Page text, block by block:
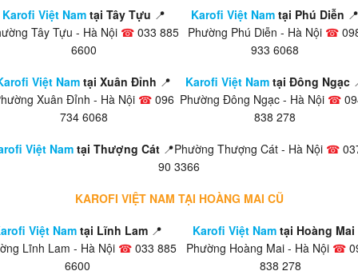
Karofi Việt Namtại Tây Tựu 📍
Tây Tựu - Hà Nội ☎ 033 885
6600
Karofi Việt Namtại Phú Diễn 📍
Phường Phú Diễn - Hà Nội ☎
933 6068
Việt Nam tại Xuân Đỉnh 📍
Xuân Đỉnh - Hà Nội ☎096
734 6068
Karofi Việt Namtại Đông Ngạc
Phường Đông Ngạc - Hà Nội ☎
838 278
Việt Nam tại Thượng Cát 📍Phường Thượng Cát - Hà Nội ☎
90 3366
KAROFI VIỆT NAM TẠI HOÀNG MAI CŨ
Việt Nam tại Lĩnh Lam 📍
Lĩnh Lam - Hà Nội ☎033 885
6600
Karofi Việt Namtại Hoàng Mai
Phường Hoàng Mai - Hà Nội ☎
838 278